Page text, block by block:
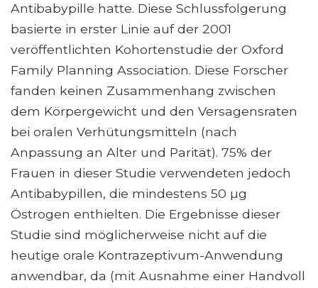
Antibabypille hatte. Diese Schlussfolgerung
basierte in erster Linie auf der 2001
veröffentlichten Kohortenstudie der Oxford
Family Planning Association. Diese Forscher
fanden keinen Zusammenhang zwischen
dem Körpergewicht und den Versagensraten
bei oralen Verhütungsmitteln (nach
Anpassung an Alter und Parität). 75% der
Frauen in dieser Studie verwendeten jedoch
Antibabypillen, die mindestens 50 µg
Östrogen enthielten. Die Ergebnisse dieser
Studie sind möglicherweise nicht auf die
heutige orale Kontrazeptivum-Anwendung
anwendbar, da (mit Ausnahme einer Handvoll